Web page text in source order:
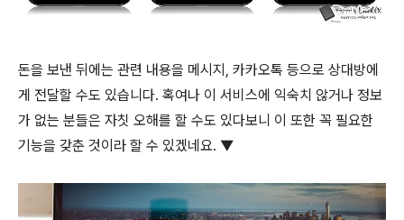
돈을 보낸 뒤에는 관련 내용을 메시지, 카카오톡 등으로 상대방에
게 전달할 수도 있습니다. 혹여나 이 서비스에 익숙치 않거나 정보
가 없는 분들은 자칫 오해를 할 수도 있다보니 이 또한 꼭 필요한
기능을 갖춘 것이라 할 수 있겠네요. ▼